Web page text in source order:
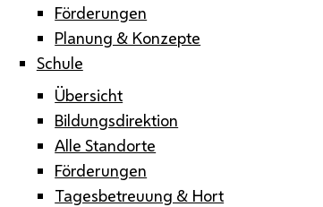
Förderungen
Planung & Konzepte
Schule
Übersicht
Bildungsdirektion
Alle Standorte
Förderungen
Tagesbetreuung & Hort